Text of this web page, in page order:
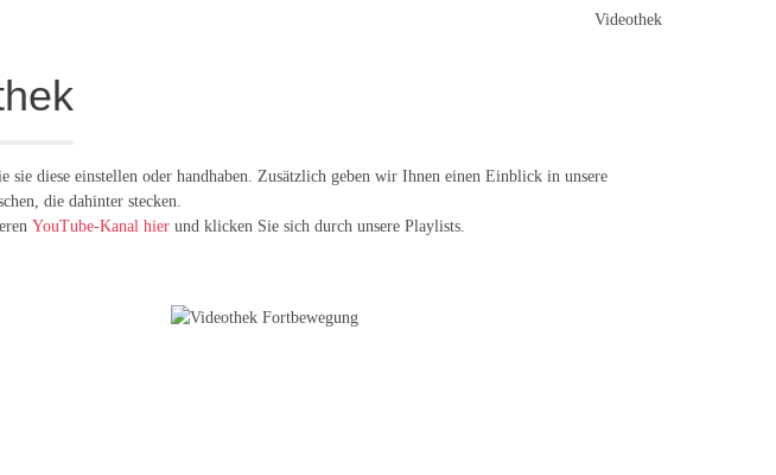
Videothek
diese einstellen oder handhaben. Zusätzlich geben wir Ihnen einen Einblick in unsere
die dahinter stecken.
YouTube-Kanal hierund klicken Sie sich durch unsere Playlists.